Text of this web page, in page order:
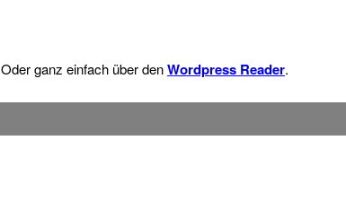
Oder ganz einfach über denWordpress Reader.